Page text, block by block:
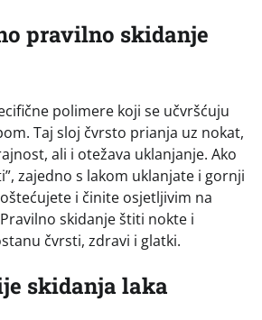
pravilno skidanje
polimere koji se učvršćuju
Taj sloj čvrsto prianja uz nokat,
ali i otežava uklanjanje. Ako
zajedno s lakom uklanjate i gornji
i činite osjetljivim na
skidanje štiti nokte i
čvrsti, zdravi i glatki.
skidanja laka